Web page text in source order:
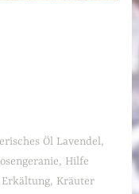
Öl Lavendel,
, Hilfe
, Kräuter